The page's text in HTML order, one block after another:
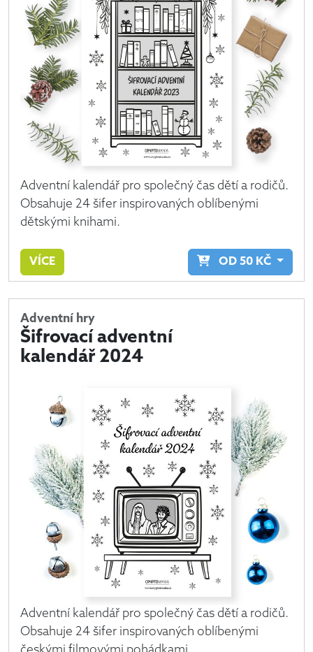
Adventní kalendář pro společný čas dětí a rodičů.
Obsahuje 24 šifer inspirovaných oblíbenými
dětskými knihami.
VÍCE OD 50 KČ
Adventní hry
Šifrovací adventní
kalendář 2024
Adventní kalendář pro společný čas dětí a rodičů.
Obsahuje 24 šifer inspirovaných oblíbenými